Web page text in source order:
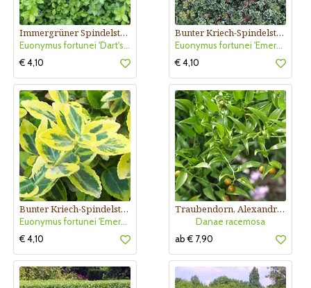
Immergrüner Spindelstrauch
Euonymus fortunei 'Dart's Blanket'
€ 4,10
Bunter Kriech-Spindelstrauch
Euonymus fortunei 'Emerald Gaiety'
€ 4,10
Bunter Kriech-Spindelstrauch
Euonymus fortunei 'Emerald'n Gold'
€ 4,10
Traubendorn, Alexandrinerlorbeer
Danae racemosa
ab € 7,90